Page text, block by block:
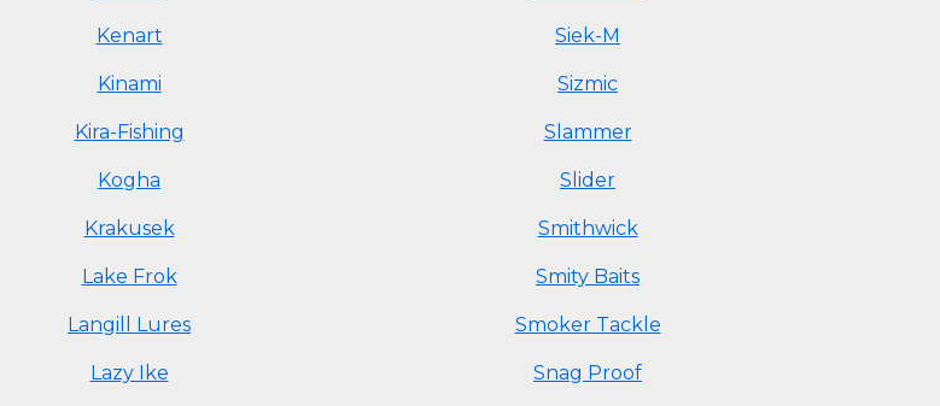
Kenart
Kinami
Kira-Fishing
Kogha
Krakusek
Lake Frok
Langill Lures
Lazy Ike
Siek-M
Sizmic
Slammer
Slider
Smithwick
Smity Baits
Smoker Tackle
Snag Proof